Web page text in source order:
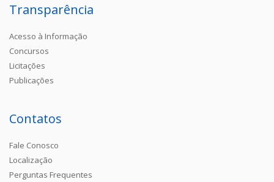
Transparência
Acesso à Informação
Concursos
Licitações
Publicações
Contatos
Fale Conosco
Localização
Perguntas Frequentes